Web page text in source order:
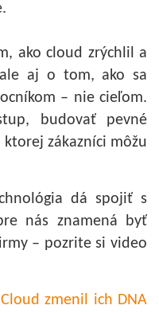
ako cloud zrýchlil a
aj o tom, ako sa
– nie cieľom.
budovať pevné
zákazníci môžu
dá spojiť s
nás znamená byť
– pozrite si video
Cloud zmenil ich DNA